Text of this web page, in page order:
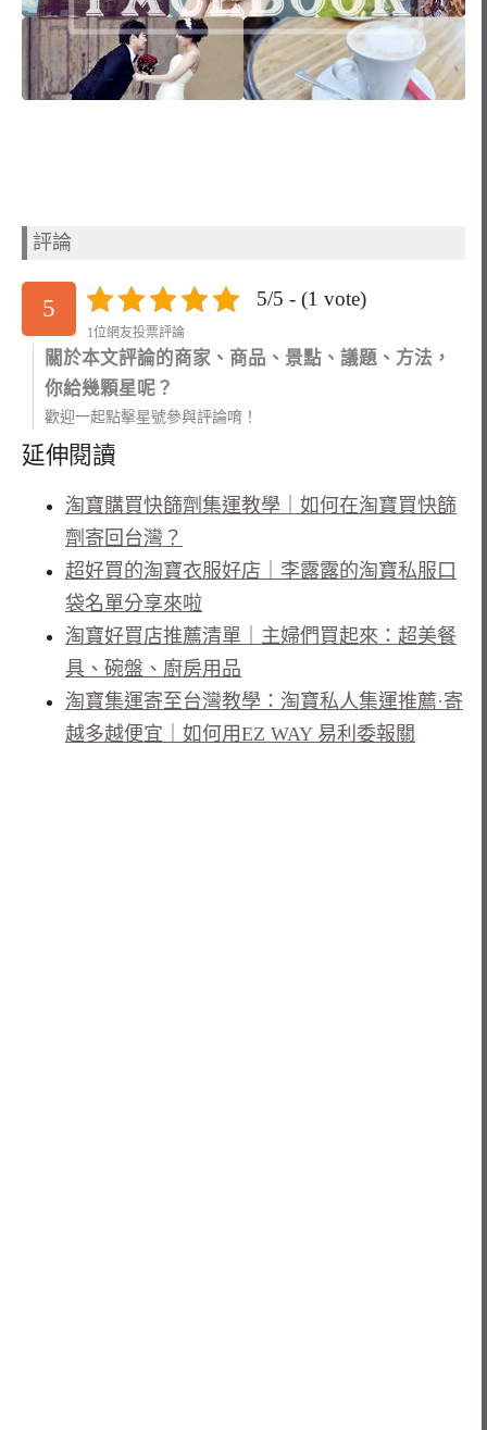
評論
5 5/5 - (1 vote)
1位網友投票評論
關於本文評論的商家、商品、景點、議題、方法，
你給幾顆星呢？
歡迎一起點擊星號參與評論唷！
延伸閱讀
淘寶購買快篩劑集運教學｜如何在淘寶買快篩
劑寄回台灣？
超好買的淘寶衣服好店｜李露露的淘寶私服口
袋名單分享來啦
淘寶好買店推薦清單｜主婦們買起來：超美餐
具、碗盤、廚房用品
淘寶集運寄至台灣教學：淘寶私人集運推薦·寄
越多越便宜｜如何用EZ WAY 易利委報關